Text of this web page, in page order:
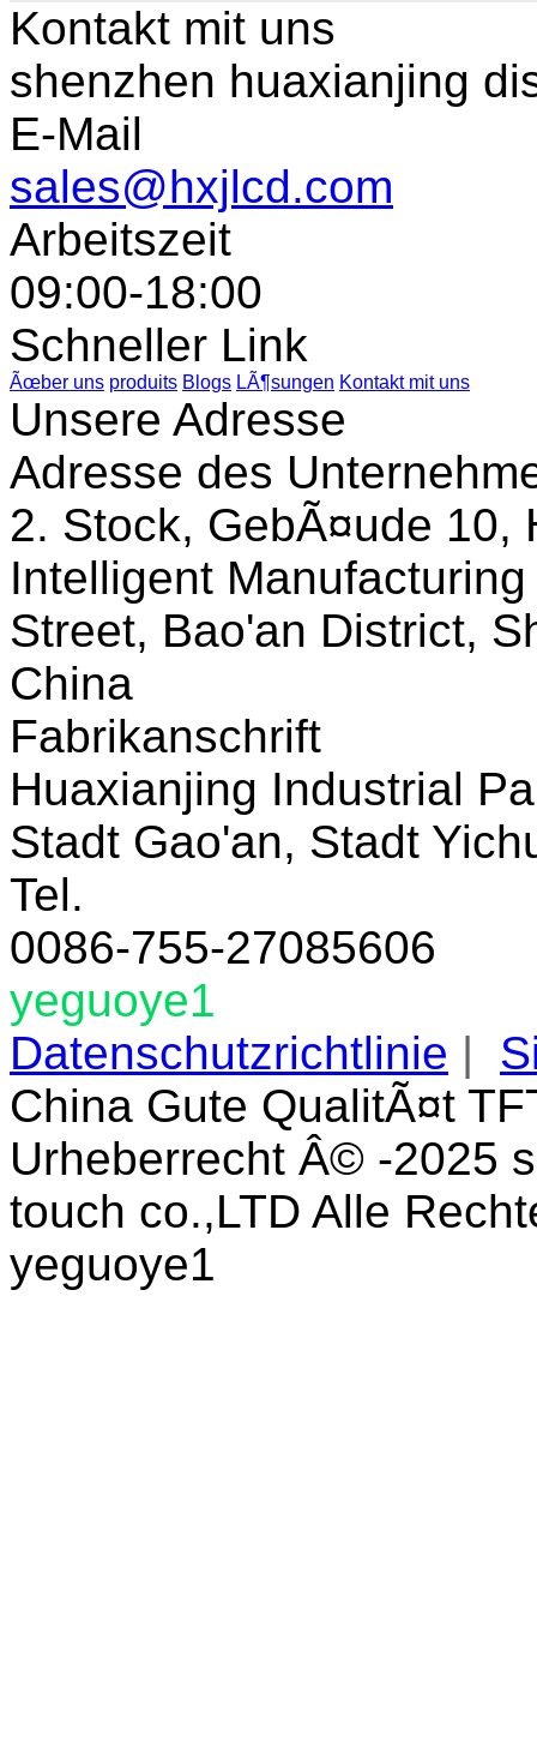
Kontakt mit uns
shenzhen huaxianjing
E-Mail
sales@hxjlcd.com
Arbeitszeit
09:00-18:00
Schneller Link
Ãœber uns produits Blogs LÃ¶sungen Kontakt mit uns
Unsere Adresse
Adresse des
2. Stock, GebÃ¤ude 10,
Intelligent
Street, Bao'an District,
China
Fabrikanschrift
Huaxianjing Industrial
Stadt Gao'an, Stadt
Tel.
0086-755-27085606
yeguoye1
Datenschutzrichtlinie |
China Gute QualitÃ¤t
Urheberrecht Â© -2025
touch co.,LTD Alle
yeguoye1